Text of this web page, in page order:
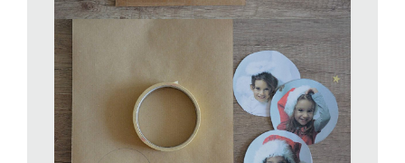
stessa misura delle fotografie. Piegateli a metà e
sovrapponeteli andando a cucire o incollare la piega centrale.
Incollate questa semi sfera al vostro quadro e aggiungete il
nastro.
Completate con piccoli e grandi fiocchi di neve ricavate con le
fustelle I am creative.
Idea in più